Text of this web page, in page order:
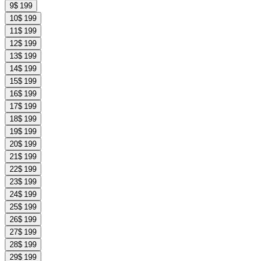
9$ 199
10$ 199
11$ 199
12$ 199
13$ 199
14$ 199
15$ 199
16$ 199
17$ 199
18$ 199
19$ 199
20$ 199
21$ 199
22$ 199
23$ 199
24$ 199
25$ 199
26$ 199
27$ 199
28$ 199
29$ 199